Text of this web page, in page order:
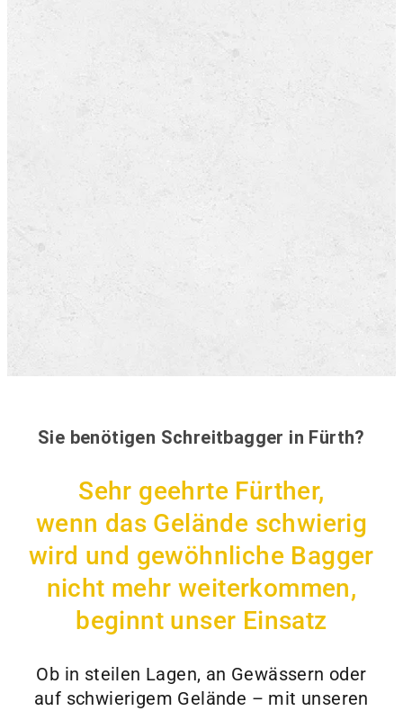
Sie benötigen Schreitbagger in Fürth?
Sehr geehrte Fürther,
wenn das Gelände schwierig
wird und gewöhnliche Bagger
nicht mehr weiterkommen,
beginnt unser Einsatz
Ob in steilen Lagen, an Gewässern oder
auf schwierigem Gelände – mit unseren